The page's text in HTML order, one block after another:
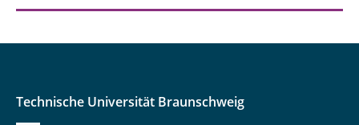
Technische Universität Braunschweig